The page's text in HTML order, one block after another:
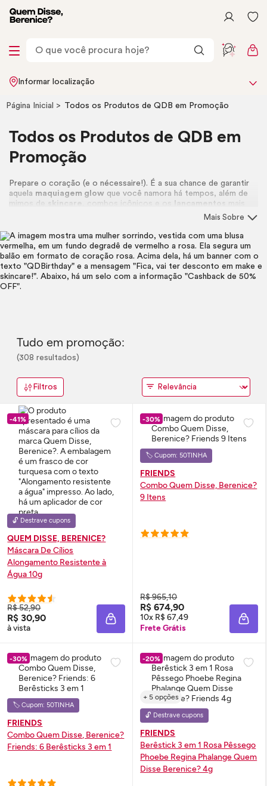
Informar localização
Página Inicial Todos os Produtos de QDB em Promoção
Todos os Produtos de QDB em
Promoção
Prepare o coração (e onécessaire!). É a sua chance de garantir
aquela maquiagem glow que você namora há tempos, além de
mimos de
skincare , combos icônicos e os lançamentos
mais
e leve seus
Mais Sobre
Tudo em promoção:
(308 resultados)
Filtros
-41%
🔓 Destrave cupons
QUEM DISSE, BERENICE?
Máscara De Cílios
Alongamento Resistente à
Água 10g
R$ 52,90
R$ 30,90
à vista ADICIONAR À SACOLA
-30%
🏷️ Cupom: 50TINHA
FRIENDS
Combo Quem Disse, Berenice?
9 Itens
R$ 965,10
R$ 674,90
10x R$ 67,49
Frete Grátis
-30%
🏷️ Cupom: 50TINHA
FRIENDS
Combo Quem Disse, Berenice?
Friends: 6 Berêsticks 3 em 1
-20%
+ 5 opções
🔓 Destrave cupons
FRIENDS
Berêstick 3 em 1 Rosa Pêssego
Phoebe Regina Phalange Quem
Disse Berenice? 4g